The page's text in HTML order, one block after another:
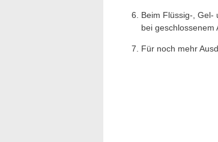
Beim Flüssig-, Gel-
bei geschlossenem
Für noch mehr